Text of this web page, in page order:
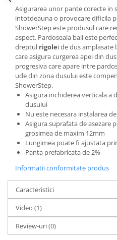
Asigurarea unor pante corecte in
intotdeauna o provocare dificila
ShowerStep este produsul care
aspect. Pardoseala baii este
dreptul rigolei de dus amplasate
care asigura curgerea apei din
progresiva care apare intre
ude din zona dusului este
ShowerStep.
Asigura inchiderea verticala a
dusului
Nu este necesara instalarea
Asigura suprafata de asezare
grosimea de maxim 12mm
Lungimea poate fi ajustata
Panta prefabricata de 2%
Informatii conformitate produs
Caracteristici
Video (1)
Review-uri(0)